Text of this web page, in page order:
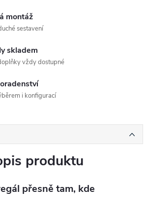
montáž
sestavení
skladem
vždy dostupné
i konfigurací
produktu
přesně tam, kde